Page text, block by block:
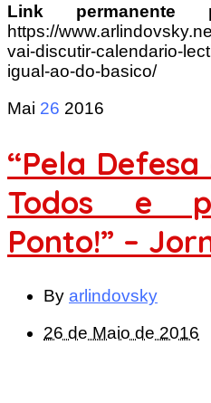
Link permanente
https://
vai-discutir-calendario-
igual-ao-do-basico/
Mai 26 2016
“Pela
Todos e
Ponto!” –
By arlindovsky
26 de Maio de 2016